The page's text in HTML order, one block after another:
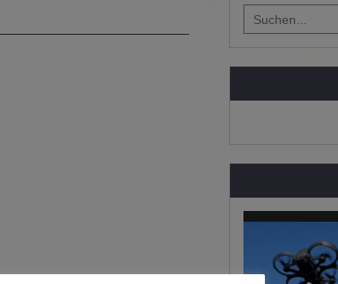
for: